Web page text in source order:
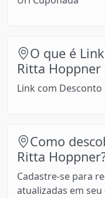
O que é
Ritta Hoppner
Link com Desconto
Como
Ritta
Cadastre-se para
atualizadas em seu